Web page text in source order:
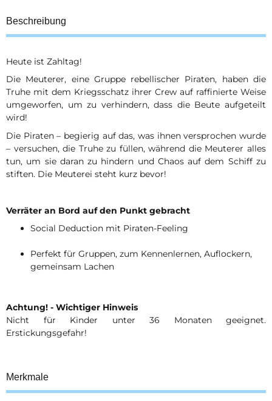
Beschreibung
Heute ist Zahltag!
Die Meuterer, eine Gruppe rebellischer Piraten, haben die
Truhe mit dem Kriegsschatz ihrer Crew auf raffinierte Weise
umgeworfen, um zu verhindern, dass die Beute aufgeteilt
wird!
Die Piraten – begierig auf das, was ihnen versprochen wurde
– versuchen, die Truhe zu füllen, während die Meuterer alles
tun, um sie daran zu hindern und Chaos auf dem Schiff zu
stiften. Die Meuterei steht kurz bevor!
Verräter an Bord auf den Punkt gebracht
Social Deduction mit Piraten-Feeling
Perfekt für Gruppen, zum Kennenlernen, Auflockern,
gemeinsam Lachen
Achtung! - Wichtiger Hinweis
Nicht für Kinder unter 36 Monaten geeignet.
Erstickungsgefahr!
Merkmale